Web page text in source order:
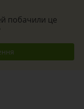
побачили це